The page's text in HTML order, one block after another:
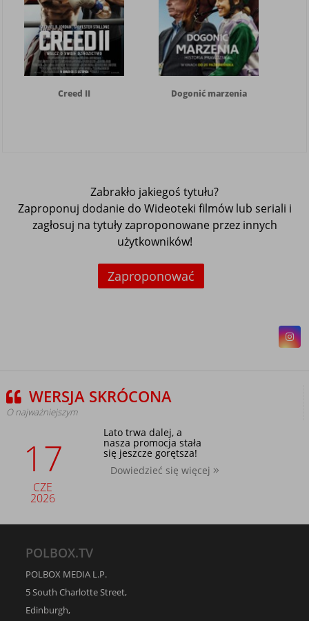
Creed II Dogonić marzenia
Zabrakło jakiegoś tytułu?
Zaproponuj dodanie do Wideoteki filmów lub seriali i
zagłosuj na tytuły zaproponowane przez innych
użytkowników!
Zaproponować
WERSJA SKRÓCONA
O najważniejszym
17
CZE
2026
Lato trwa dalej, a
nasza promocja stała
się jeszcze gorętsza!
Dowiedzieć się więcej
POLBOX.TV
POLBOX MEDIA L.P.
5 South Charlotte Street,
Edinburgh,